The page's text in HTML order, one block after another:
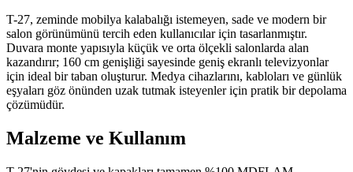
T-27, zeminde mobilya kalabalığı istemeyen, sade ve modern bir
salon görünümünü tercih eden kullanıcılar için tasarlanmıştır.
Duvara monte yapısıyla küçük ve orta ölçekli salonlarda alan
kazandırır; 160 cm genişliği sayesinde geniş ekranlı televizyonlar
için ideal bir taban oluşturur. Medya cihazlarını, kabloları ve günlük
eşyaları göz önünden uzak tutmak isteyenler için pratik bir depolama
çözümüdür.
Malzeme ve Kullanım